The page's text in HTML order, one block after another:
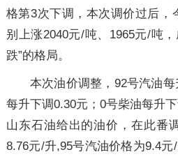
格第3次下调，本次调价过后，
别上涨2040元/吨、1965元/吨
跌”的格局。
本次油价调整，92号汽油
每升下调0.30元；0号柴油每升
山东石油给出的油价，在此番
8.76元/升,95号汽油价格为9.4